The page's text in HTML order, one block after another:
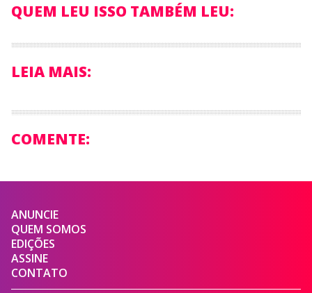
QUEM LEU ISSO TAMBÉM LEU:
LEIA MAIS:
COMENTE:
ANUNCIE
QUEM SOMOS
EDIÇÕES
ASSINE
CONTATO